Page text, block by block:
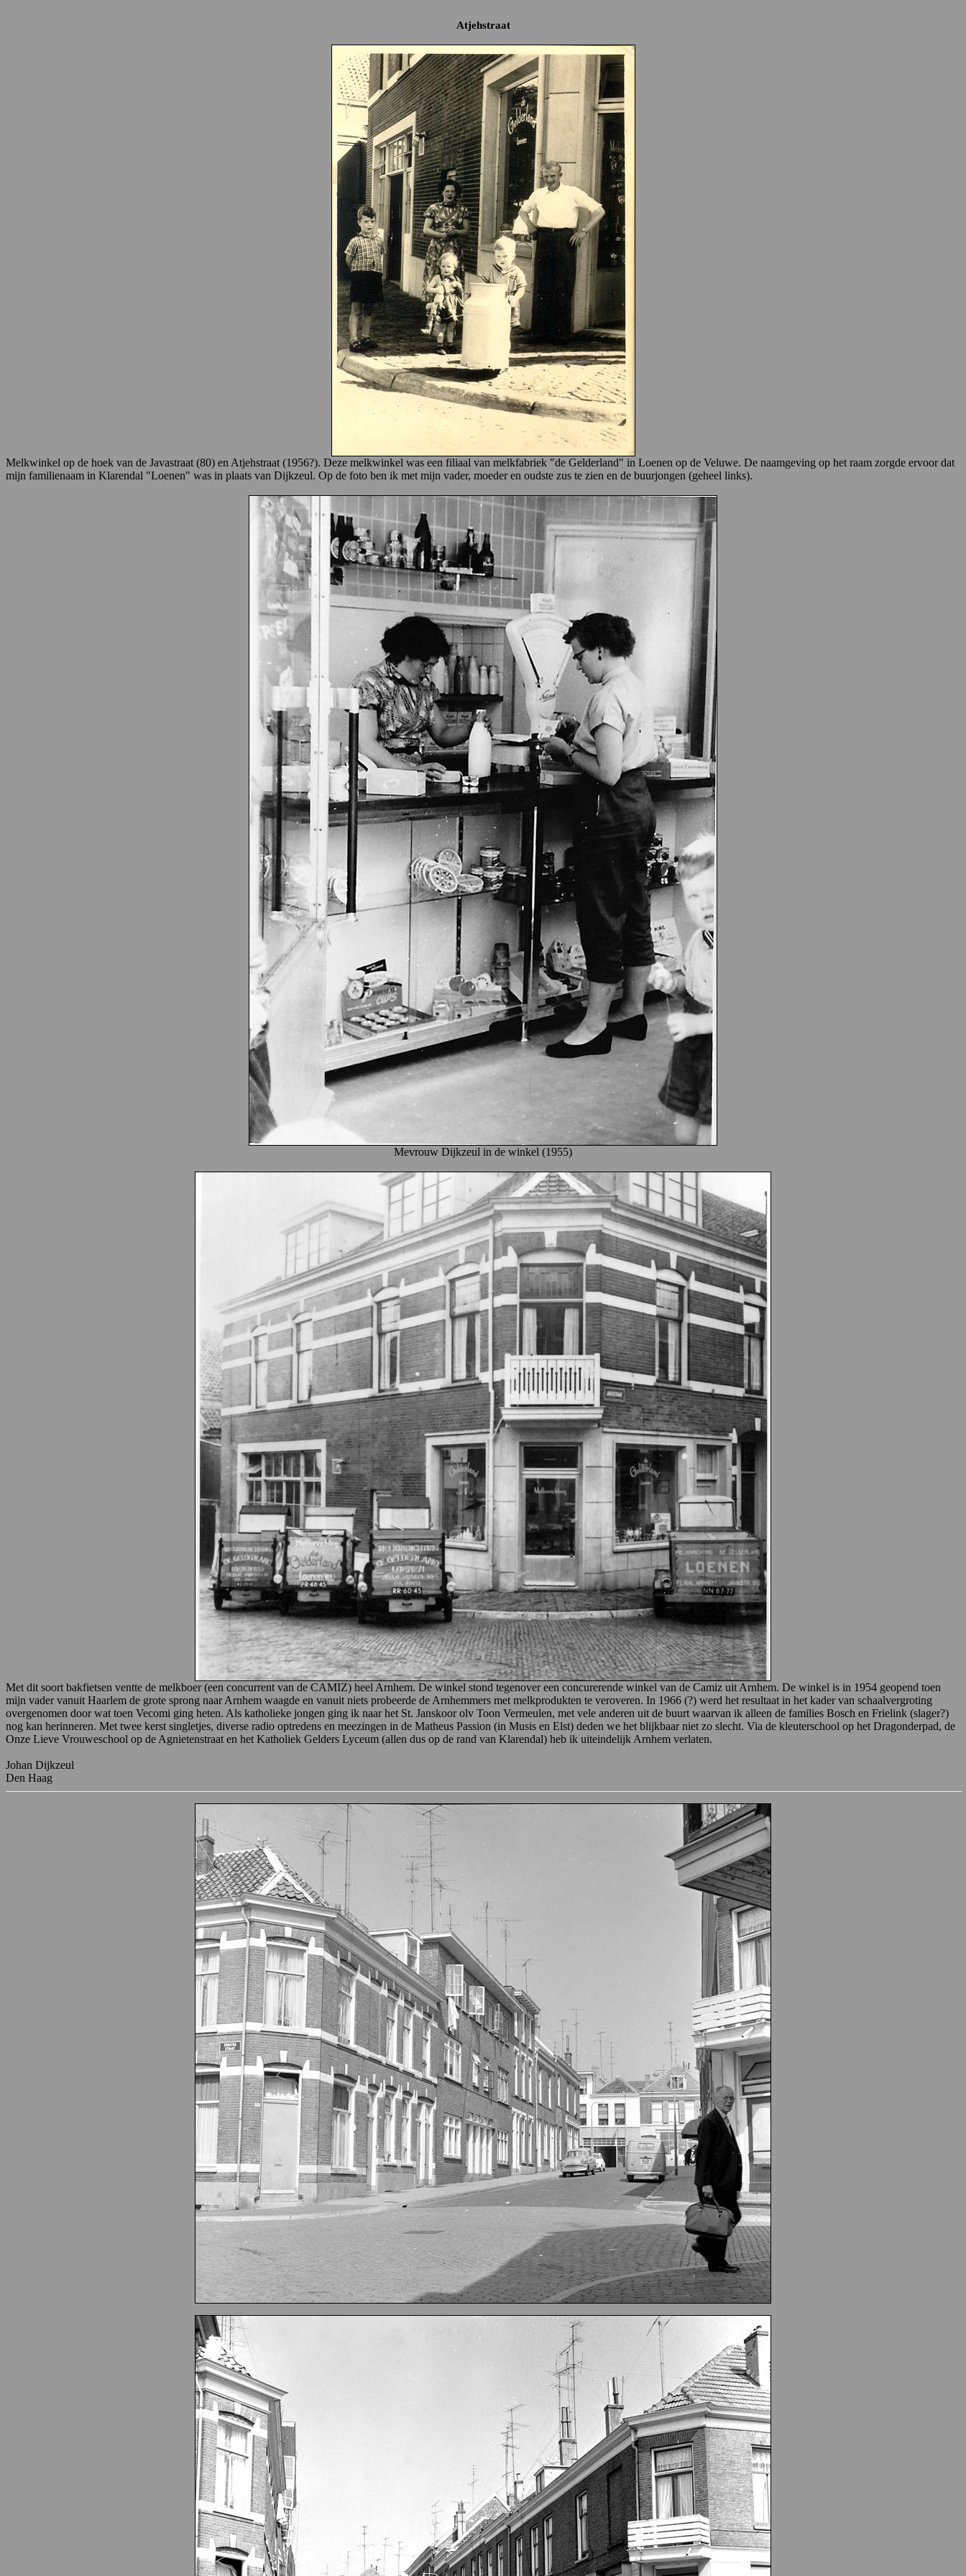
Atjehstraat
Melkwinkel op de hoek van de Javastraat (80) en Atjehstraat (1956?). Deze melkwinkel was een filiaal van melkfabriek "de Gelderland" in Loenen op de Veluwe. De naamgeving op het raam zorgde ervoor dat
mijn familienaam in Klarendal "Loenen" was in plaats van Dijkzeul. Op de foto ben ik met mijn vader, moeder en oudste zus te zien en de buurjongen (geheel links).
Mevrouw Dijkzeul in de winkel (1955)
Met dit soort bakfietsen ventte de melkboer (een concurrent van de CAMIZ) heel Arnhem. De winkel stond tegenover een concurerende winkel van de Camiz uit Arnhem. De winkel is in 1954 geopend toen
mijn vader vanuit Haarlem de grote sprong naar Arnhem waagde en vanuit niets probeerde de Arnhemmers met melkprodukten te veroveren. In 1966 (?) werd het resultaat in het kader van schaalvergroting
overgenomen door wat toen Vecomi ging heten. Als katholieke jongen ging ik naar het St. Janskoor olv Toon Vermeulen, met vele anderen uit de buurt waarvan ik alleen de families Bosch en Frielink (slager?)
nog kan herinneren. Met twee kerst singletjes, diverse radio optredens en meezingen in de Matheus Passion (in Musis en Elst) deden we het blijkbaar niet zo slecht. Via de kleuterschool op het Dragonderpad, de
Onze Lieve Vrouweschool op de Agnietenstraat en het Katholiek Gelders Lyceum (allen dus op de rand van Klarendal) heb ik uiteindelijk Arnhem verlaten.
Johan Dijkzeul
Den Haag